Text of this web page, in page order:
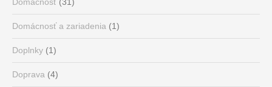
Domácnosť a zariadenia (1)
Doplnky (1)
Doprava (4)